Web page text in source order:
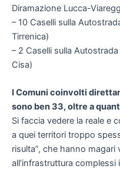
Diramazione Lucca-
– 10 Caselli sulla
Tirrenica)
– 2 Caselli sulla
Cisa)
I Comuni coinvolti
sono ben 33, oltre a
Si faccia vedere la reale e
a quei territori troppo
risulta”, che hanno
all’infrastruttura